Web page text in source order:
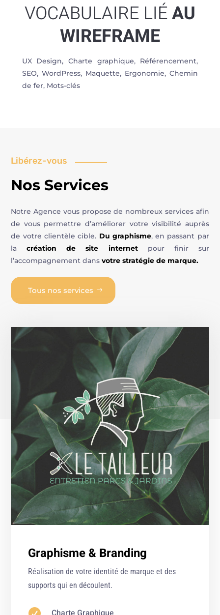
VOCABULAIRE LIÉAU
WIREFRAME
UX Design, Charte graphique, Référencement,
SEO, WordPress, Maquette, Ergonomie, Chemin
de fer, Mots-clés
Libérez-vous
Nos Services
Notre Agence vous propose de nombreux services afin
de vous permettre d’améliorer votre visibilité auprès
de votre clientèle cible. Du graphisme, en passant par
lacréation de site internetpour finir sur
l’accompagnement dansvotre stratégie de marque.
Tous nos services
Graphisme & Branding
Réalisation de votre identité de marque et des
supports qui en découlent.